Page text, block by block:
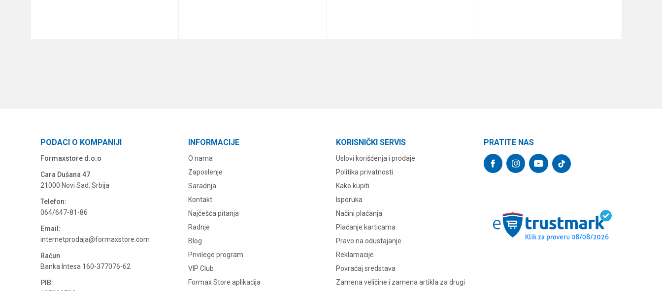
PODACI O KOMPANIJI
Formaxstore d.o.o
Cara Dušana 47
21000 Novi Sad, Srbija
Telefon:
064/647-81-86
Email:
internetprodaja@formaxstore.com
Račun
Banka Intesa 160-377076-62
PIB:
INFORMACIJE
O nama
Zaposlenje
Saradnja
Kontakt
Najčešća pitanja
Radnje
Blog
Privilege program
VIP Club
Formax Store aplikacija
KORISNIČKI SERVIS
Uslovi korišćenja i prodaje
Politika privatnosti
Kako kupiti
Isporuka
Načini plaćanja
Plaćanje karticama
Pravo na odustajanje
Reklamacije
Povraćaj sredstava
Zamena veličine i zamena artikla za drugi
PRATITE NAS